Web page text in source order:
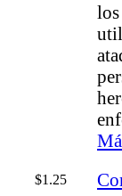
los
$1.25